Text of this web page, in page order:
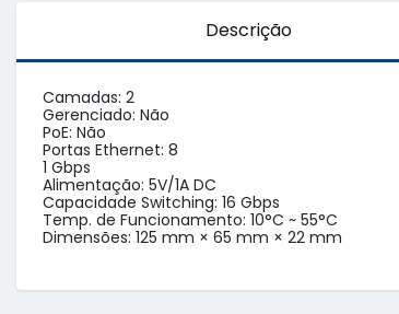
Descrição
Camadas: 2
Gerenciado: Não
PoE: Não
Portas Ethernet: 8
1 Gbps
Alimentação: 5V/1A DC
Capacidade Switching: 16 Gbps
Temp. de Funcionamento: 10°C ~ 55°C
Dimensões: 125 mm × 65 mm × 22 mm